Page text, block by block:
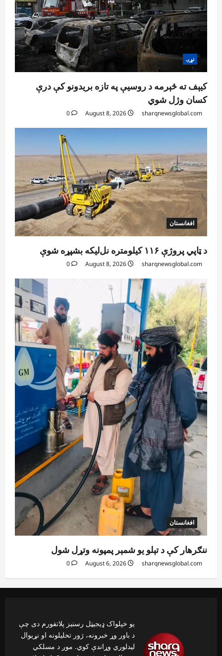
نړۍ
کیېف ته څېرمه د روسیې په تازه بریدونو کې درې
کسان وژل شوي
sharqnewsglobal.com
0
افغانستان
د ټاپي پروژې ۱۱۶ کیلومتره نل‌لیکه بشپړه شوې
sharqnewsglobal.com
0
افغانستان
ننګرهار کې د تېلو یو شمېر پمپونه وتړل شول
sharqnewsglobal.com
0
یو خپلواک ډیجیټل رسنیز پلاتفورم دی چې
د باور وړ خبرونه، ژور تحلیلونه او نړیوال
لیدلوري وړاندې کوي. موږ د مسلکي